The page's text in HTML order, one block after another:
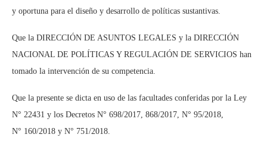
y oportuna para el diseño y desarrollo de políticas sustantivas.
Que la DIRECCIÓN DE ASUNTOS LEGALES y la DIRECCIÓN
NACIONAL DE POLÍTICAS Y REGULACIÓN DE SERVICIOS han
tomado la intervención de su competencia.
Que la presente se dicta en uso de las facultades conferidas por la Ley
N° 22431 y los Decretos N° 698/2017, 868/2017, N° 95/2018,
N° 160/2018 y N° 751/2018.